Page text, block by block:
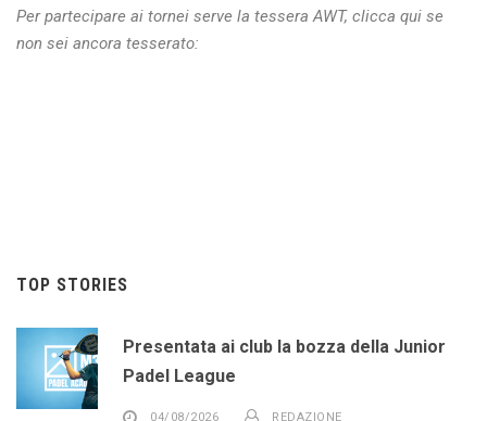
Per partecipare ai tornei serve la tessera AWT, clicca qui se
non sei ancora tesserato:
TOP STORIES
Presentata ai club la bozza della Junior
Padel League
04/08/2026 REDAZIONE